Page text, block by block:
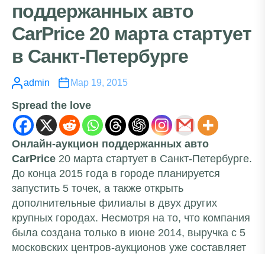
поддержанных авто
CarPrice 20 марта стартует
в Санкт-Петербурге
admin Мар 19, 2015
Spread the love
Онлайн-аукцион поддержанных авто
CarPrice 20 марта стартует в Санкт-Петербурге.
До конца 2015 года в городе планируется
запустить 5 точек, а также открыть
дополнительные филиалы в двух других
крупных городах. Несмотря на то, что компания
была создана только в июне 2014, выручка с 5
московских центров-аукционов уже составляет